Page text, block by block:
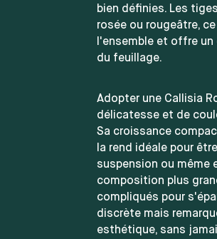
bien définies. Les
rosée ou rougeâtre,
l'ensemble et offre
du feuillage.
Adopter une Callisia
délicatesse et de
Sa croissance
la rend idéale pour
suspension ou même
composition plus
compliqués pour
discrète mais
esthétique, sans